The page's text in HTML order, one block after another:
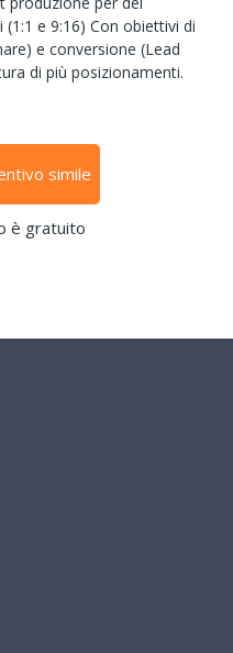
e 9:16) Con obiettivi di
e conversione (Lead
di più posizionamenti.
simile
è gratuito